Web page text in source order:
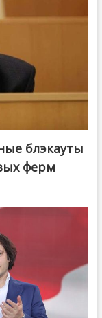
блэкауты
ферм